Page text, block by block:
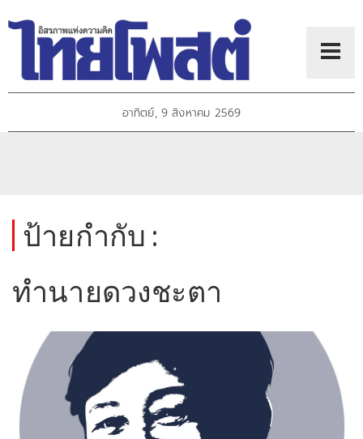
อาทิตย์, 9 สิงหาคม 2569
ป้ายกำกับ :
ทำนายดวงชะตา